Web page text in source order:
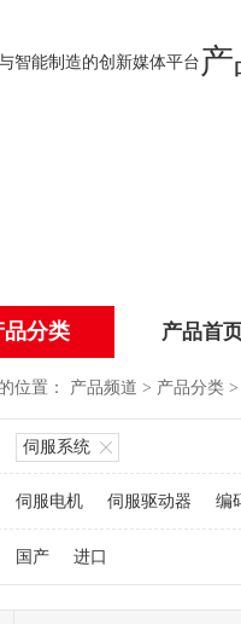
分类 产品首
位置： 产品频道 > 产品分类 >
伺服系统
伺服电机 伺服驱动器 编
国产 进口